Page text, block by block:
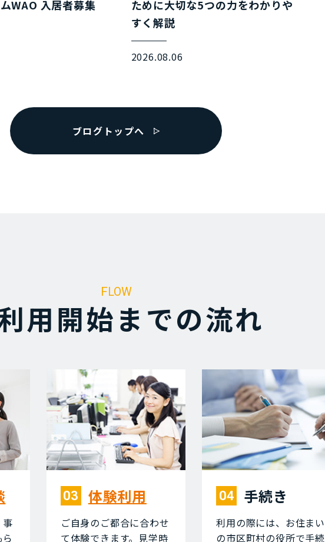
WAO 入居者募集
ために大切な5つの力をわかりや
すく解説
2026.08.06
ブログトップへ
FLOW
⽤開始までの流れ
事
03 体験利⽤
ご⾃⾝のご都合に合わせ
て体験できます。⾒学時
04 ⼿続き
利⽤の際には、お住まい
の市区町村の役所で⼿続